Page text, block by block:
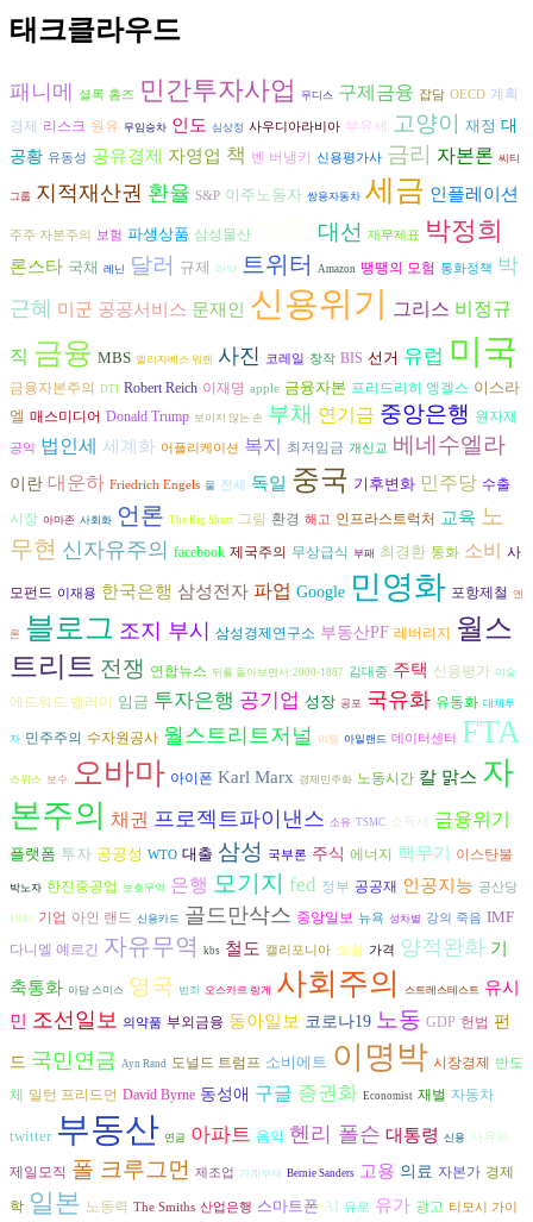
태크클라우드
패니메 셜록 홈즈 민간투자사업 무디스 구제금융 잡담 OECD 계획
경제 리스크 원유 무임승차 인도 심상정 사우디아라비아 부유세 고양이 재정 대
공황 유동성 공유경제 자영업 책 벤 버냉키 신용평가사 금리 자본론 씨티
그룹 지적재산권 환율 S&P 이주노동자 쌍용자동차 세금 인플레이션
주주 자본주의 보험 파생상품 삼성물산 대선 재무제표 박정희
론스타 국채 레닌 달러 규제 마약 트위터 Amazon 땡땡의 모험 통화정책
박
근혜
미군 공공서비스 문재인 신용위기 그리스 비정규
직 금융 MBS 엘리자베스 워렌 사진 코레일 창작 BIS 선거 유럽 미국
금융자본주의 DTI Robert Reich 이재명 apple 금융자본 프리드리히 엥겔스 이스라
엘 매스미디어 Donald Trump 보이지 않는 손 부채 연기금 중앙은행 원자재
공익 법인세 세계화 어플리케이션 복지 최저임금 개신교 베네수엘라
이란 대운하 Friedrich Engels 물 전세 독일 중국 기후변화 민주당 수출
시장 아마존 사회화 언론 The Big Short 그림 환경 해고 인프라스트럭처 교육 노
무현 신자유주의 facebook 제국주의 무상급식 부패 최경환 통화 소비 사
모펀드 이재용 한국은행 삼성전자 파업 Google 민영화 포항제철 엔
론 블로그 조지 부시 삼성경제연구소 부동산PF 레버리지
월스
트리트 전쟁 연합뉴스 뒤를 돌아보면서:2000-1887 김대중 주택 신용평가 미술
에드워드 벨러미 임금 투자은행 공기업 성장 공포 국유화 유동화 대체투
자 민주주의 수자원공사 월스트리트저널 여행 아일랜드 데이터센터 FTA
스위스 보수 오바마 아이폰 Karl Marx 경제민주화 노동시간 칼 맑스 자
본주의
채권 프로젝트파이낸스 소유 TSMC 소득세 금융위기
플랫폼 투자 공공성 WTO 대출 삼성 국부론 주식 에너지 핵무기 이스탄불
박노자 한진중공업 보호무역 은행 모기지 fed 정부 공공재 인공지능 공산당
1984 기업 아인 랜드 신용카드 골드만삭스 중앙일보 뉴욕 성차별 강의 죽음 IMF
다니엘 예르긴 자유무역 kbs 철도 캘리포니아 소설 가격 양적완화 기
축통화 아담 스미스 영국 범죄 오스카르 랑게 사회주의 스트레스테스트 유시
민 조선일보 의약품 부외금융 동아일보 코로나19 노동 GDP 헌법 펀
드 국민연금 Ayn Rand 도널드 트럼프 소비에트 이명박 시장경제
반도
체
밀턴 프리드먼 David Byrne 동성애 구글 증권화 Economist 재벌 자동차
twitter 부동산 연금 아파트 음악 헨리 폴슨 대통령 신용 사유화
제일모직 폴 크루그먼 제조업 가계부채 Bernie Sanders 고용 의료 자본가 경제
학 일본 노동력 The Smiths 산업은행 스마트폰 AI 유로 유가 광고 티모시 가이